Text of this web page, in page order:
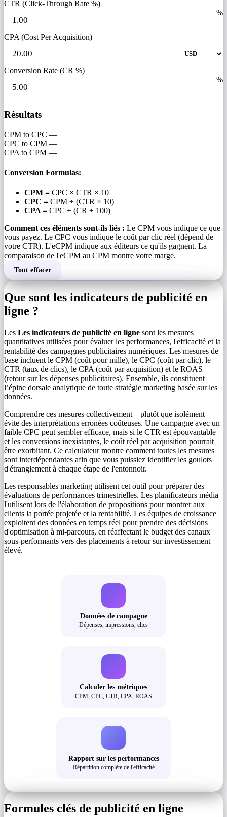
CTR (Click-Through Rate %)
%
CPA (Cost Per Acquisition)
Conversion Rate (CR %)
%
Résultats
CPM to CPC —
CPC to CPM —
CPA to CPM —
Conversion Formulas:
CPM = CPC × CTR × 10
CPC = CPM ÷ (CTR × 10)
CPA = CPC ÷ (CR ÷ 100)
Comment ces éléments sont-ils liés : Le CPM vous indique ce que
vous payez. Le CPC vous indique le coût par clic réel (dépend de
votre CTR). L'eCPM indique aux éditeurs ce qu'ils gagnent. La
comparaison de l'eCPM au CPM montre votre marge.
Tout effacer
Que sont les indicateurs de publicité en
ligne ?
Les Les indicateurs de publicité en ligne sont les mesures
quantitatives utilisées pour évaluer les performances, l'efficacité et la
rentabilité des campagnes publicitaires numériques. Les mesures de
base incluent le CPM (coût pour mille), le CPC (coût par clic), le
CTR (taux de clics), le CPA (coût par acquisition) et le ROAS
(retour sur les dépenses publicitaires). Ensemble, ils constituent
l’épine dorsale analytique de toute stratégie marketing basée sur les
données.
Comprendre ces mesures collectivement – ​​plutôt que isolément – ​​
évite des interprétations erronées coûteuses. Une campagne avec un
faible CPC peut sembler efficace, mais si le CTR est épouvantable
et les conversions inexistantes, le coût réel par acquisition pourrait
être exorbitant. Ce calculateur montre comment toutes les mesures
sont interdépendantes afin que vous puissiez identifier les goulots
d'étranglement à chaque étape de l'entonnoir.
Les responsables marketing utilisent cet outil pour préparer des
évaluations de performances trimestrielles. Les planificateurs média
l'utilisent lors de l'élaboration de propositions pour montrer aux
clients la portée projetée et la rentabilité. Les équipes de croissance
exploitent des données en temps réel pour prendre des décisions
d'optimisation à mi-parcours, en réaffectant le budget des canaux
sous-performants vers des placements à retour sur investissement
élevé.
Données de campagne
Dépenses, impressions, clics
Calculer les métriques
CPM, CPC, CTR, CPA, ROAS
Rapport sur les performances
Répartition complète de l'efficacité
Formules clés de publicité en ligne